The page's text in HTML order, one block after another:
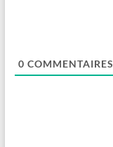
0 COMMENTAIRES